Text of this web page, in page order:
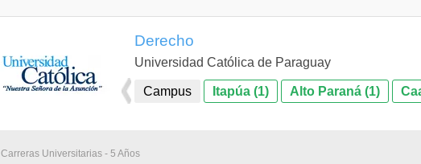
Derecho
Universidad Católica de Paraguay
Campus Itapúa (1) Alto Paraná (1)
Carreras Universitarias - 5 Años